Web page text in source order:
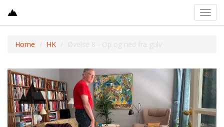
Home HK Øvelse 8 - Op og ned fra gulv